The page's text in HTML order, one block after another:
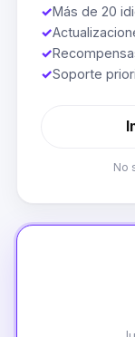
✓Más de 20
✓
✓
✓Soporte
No